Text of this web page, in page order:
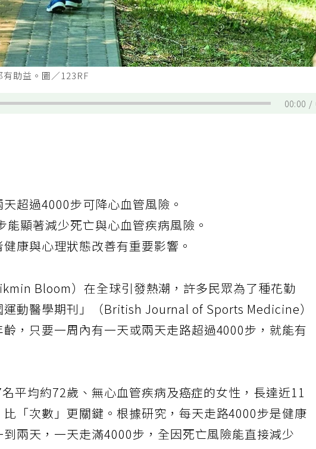
助益。圖／123RF
00:00
超過4000步可降心血管風險。
能顯著減少死亡與心血管疾病風險。
康與心理狀態改善有重要影響。
Bloom）在全球引發熱潮，許多民眾為了種花勤
運動醫學期刊」（British Journal of Sports Medicine）
，只要一周內有一天或兩天走路超過4000步，就能有
平均約72歲、無心血管疾病及癌症的女性，長達近11
「次數」更關鍵。根據研究，每天走路4000步是健康
兩天，一天走滿4000步，全因死亡風險能直接減少